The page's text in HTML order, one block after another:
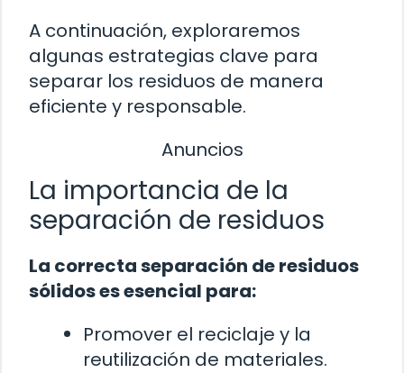
A continuación, exploraremos
algunas estrategias clave para
separar los residuos de manera
eficiente y responsable.
Anuncios
La importancia de la
separación de residuos
La correcta separación de residuos
sólidos es esencial para:
Promover el reciclaje y la
reutilización de materiales.